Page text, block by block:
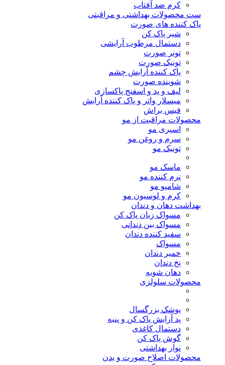
کرم ضد آفتاب
ست محصولات بهداشتی و مراقبتی
پاک کننده های صورت
شیر پاک کن
دستمال مرطوب آرایشی
تونر صورت
تونیک صورت
پاک کننده آرایش چشم
شوینده صورت
لیف و پد و اسفنج پاکسازی
میسلار واتر و پاک کننده آرایش
فیس براش
محصولات مراقبت از مو
اسپری مو
سرم و روغن مو
تونیک مو
ماسک مو
نرم کننده مو
شامپو مو
کرم و لوسیون مو
بهداشت دهان و دندان
مسواک زبان پاک کن
مسواک بین دندانی
سفید کننده دندان
مسواک
خمیر دندان
نخ دندان
دهان شویه
محصولات سلولزی
پوشک بزرگسال
پد آرایش پاک کن و پنبه
دستمال کاغذی
گوش پاک کن
نوار بهداشتی
محصولات اصلاح صورت و بدن